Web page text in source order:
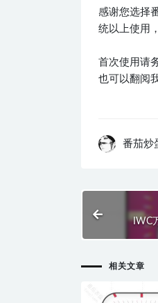
感谢您选择
统以上使用
首次使用请
也可以翻阅
番茄炒
IWC
相关文章